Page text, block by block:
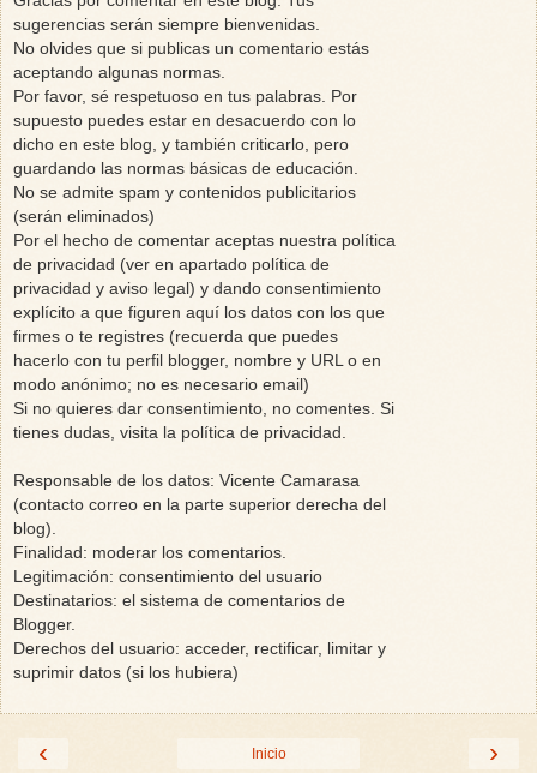
sugerencias serán siempre bienvenidas.
No olvides que si publicas un comentario estás
aceptando algunas normas.
Por favor, sé respetuoso en tus palabras. Por
supuesto puedes estar en desacuerdo con lo
dicho en este blog, y también criticarlo, pero
guardando las normas básicas de educación.
No se admite spam y contenidos publicitarios
(serán eliminados)
Por el hecho de comentar aceptas nuestra política
de privacidad (ver en apartado política de
privacidad y aviso legal) y dando consentimiento
explícito a que figuren aquí los datos con los que
firmes o te registres (recuerda que puedes
hacerlo con tu perfil blogger, nombre y URL o en
modo anónimo; no es necesario email)
Si no quieres dar consentimiento, no comentes. Si
tienes dudas, visita la política de privacidad.
Responsable de los datos: Vicente Camarasa
(contacto correo en la parte superior derecha del
blog).
Finalidad: moderar los comentarios.
Legitimación: consentimiento del usuario
Destinatarios: el sistema de comentarios de
Blogger.
Derechos del usuario: acceder, rectificar, limitar y
suprimir datos (si los hubiera)
‹ ›
Inicio